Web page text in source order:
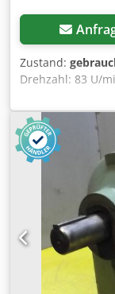
Zustand:
Drehzahl: 83 U/
Durchmesser
56 kg Dkjdsckbf